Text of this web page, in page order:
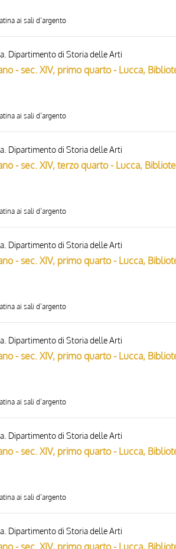
ai sali d’argento
Dipartimento di Storia delle Arti
ai sali d’argento
Dipartimento di Storia delle Arti
ai sali d’argento
Dipartimento di Storia delle Arti
ai sali d’argento
Dipartimento di Storia delle Arti
ai sali d’argento
Dipartimento di Storia delle Arti
ai sali d’argento
Dipartimento di Storia delle Arti